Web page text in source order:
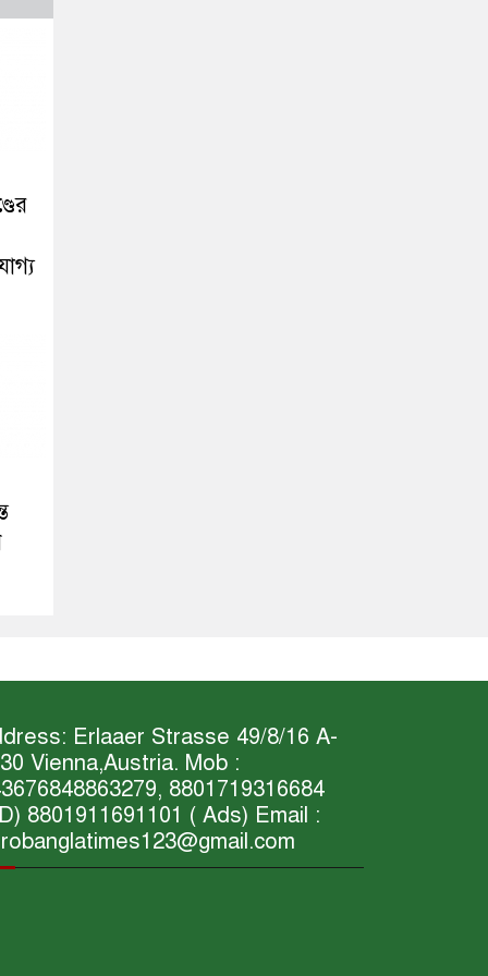
Erlaaer Strasse 49/8/16 A-
Vienna,Austria. Mob :
8801719316684
8801911691101 ( Ads) Email :